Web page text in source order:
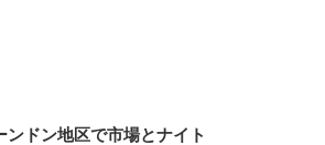
ンドン地区で市場とナイト